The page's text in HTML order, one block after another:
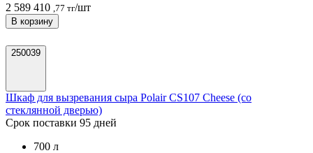
2 589 410 ,77 тг/шт
В корзину
250039
Шкаф для вызревания сыра Polair CS107 Cheese (со
стеклянной дверью)
Срок поставки 95 дней
700 л